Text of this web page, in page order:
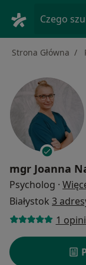
Czego
Strona Główna
mgr Joanna
Psycholog ·
Białystok 3
1